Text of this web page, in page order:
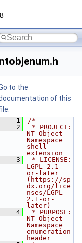
to the
of this
    1
/*
    2
* PROJECT:
NT Object
Namespace
shell
extension
    3
* LICENSE:
LGPL-2.1-
or-later
(https://sp
dx.org/lice
nses/LGPL-
2.1-or-
later)
    4
* PURPOSE:
NT Object
Namespace
enumeration
header